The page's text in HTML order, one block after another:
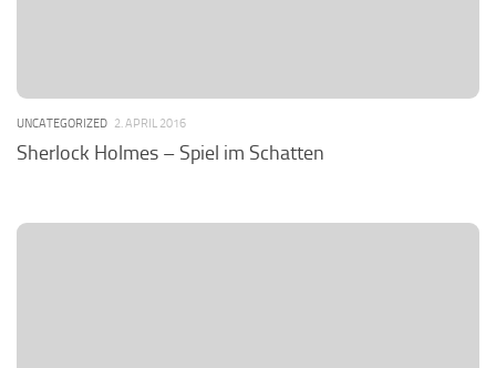
UNCATEGORIZED 2. APRIL 2016
Sherlock Holmes – Spiel im Schatten